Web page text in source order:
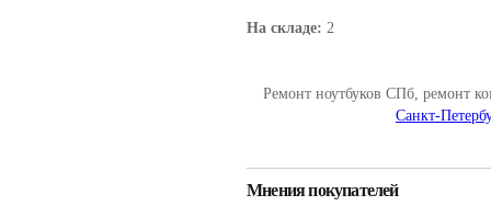
На складе: 2
Ремонт ноутбуков СПб, ремонт
Санкт-
Мнения покупателей